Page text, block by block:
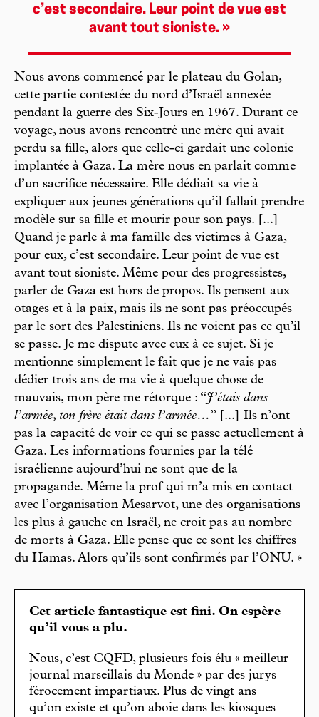
c’est secondaire. Leur point de vue est
avant tout sioniste. »
Nous avons commencé par le plateau du Golan,
cette partie contestée du nord d’Israël annexée
pendant la guerre des Six-Jours en 1967. Durant ce
voyage, nous avons rencontré une mère qui avait
perdu sa fille, alors que celle-ci gardait une colonie
implantée à Gaza. La mère nous en parlait comme
d’un sacrifice nécessaire. Elle dédiait sa vie à
expliquer aux jeunes générations qu’il fallait prendre
modèle sur sa fille et mourir pour son pays. [...]
Quand je parle à ma famille des victimes à Gaza,
pour eux, c’est secondaire. Leur point de vue est
avant tout sioniste. Même pour des progressistes,
parler de Gaza est hors de propos. Ils pensent aux
otages et à la paix, mais ils ne sont pas préoccupés
par le sort des Palestiniens. Ils ne voient pas ce qu’il
se passe. Je me dispute avec eux à ce sujet. Si je
mentionne simplement le fait que je ne vais pas
dédier trois ans de ma vie à quelque chose de
mauvais, mon père me rétorque : “J’étais dans
l’armée, ton frère était dans l’armée…” [...] Ils n’ont
pas la capacité de voir ce qui se passe actuellement à
Gaza. Les informations fournies par la télé
israélienne aujourd’hui ne sont que de la
propagande. Même la prof qui m’a mis en contact
avec l’organisation Mesarvot, une des organisations
les plus à gauche en Israël, ne croit pas au nombre
de morts à Gaza. Elle pense que ce sont les chiffres
du Hamas. Alors qu’ils sont confirmés par l’ONU. »
Cet article fantastique est fini. On espère
qu’il vous a plu.
Nous, c’est CQFD, plusieurs fois élu « meilleur
journal marseillais du Monde » par des jurys
férocement impartiaux. Plus de vingt ans
qu’on existe et qu’on aboie dans les kiosques